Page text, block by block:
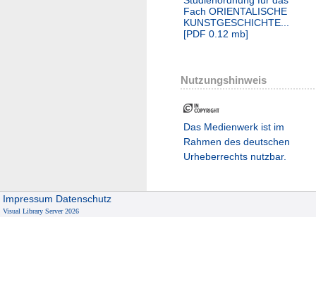
Fach ORIENTALISCHE
KUNSTGESCHICHTE...
[PDF 0.12 mb]
Nutzungshinweis
Das Medienwerk ist im
Rahmen des deutschen
Urheberrechts nutzbar.
Impressum Datenschutz
Visual Library Server 2026